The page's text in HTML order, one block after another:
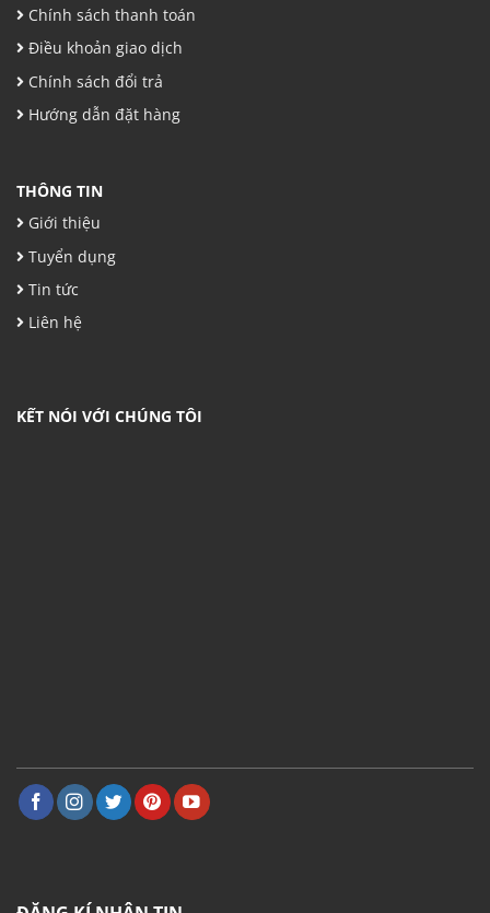
Chính sách thanh toán
Điều khoản giao dịch
Chính sách đổi trả
Hướng dẫn đặt hàng
THÔNG TIN
Giới thiệu
Tuyển dụng
Tin tức
Liên hệ
KẾT NÓI VỚI CHÚNG TÔI